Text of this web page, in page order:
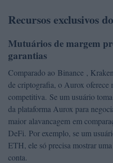
Recursos exclusivos
Mutuários de margem
garantias
Comparado ao Binance ,
de criptografia, o Aurox oferece
competitiva. Se um usuário
da plataforma Aurox para
maior alavancagem em
DeFi. Por exemplo, se um
ETH, ele só precisa mostrar
conta.